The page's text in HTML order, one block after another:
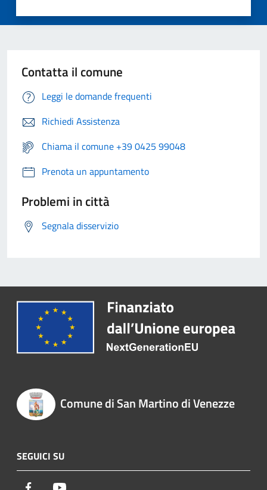
Contatta il comune
Leggi le domande frequenti
Richiedi Assistenza
Chiama il comune +39 0425 99048
Prenota un appuntamento
Problemi in città
Segnala disservizio
Comune di San Martino di Venezze
SEGUICI SU
Facebook